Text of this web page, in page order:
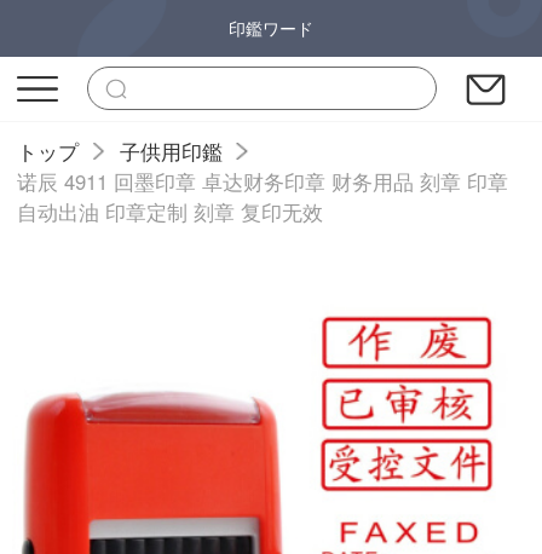
印鑑ワード
トップ
子供用印鑑
诺辰 4911 回墨印章 卓达财务印章 财务用品 刻章 印章
自动出油 印章定制 刻章 复印无效